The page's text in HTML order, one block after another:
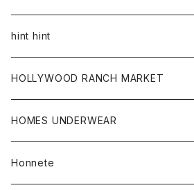
ジャケット
トップス
シャツ
カーディガン
ボトム
グッズ
帽子
帽子
hint hint
ストール
HOLLYWOOD RANCH MARKET
アウター
カーディガン
アクセサリー
HOMES UNDERWEAR
アウター
Honnete